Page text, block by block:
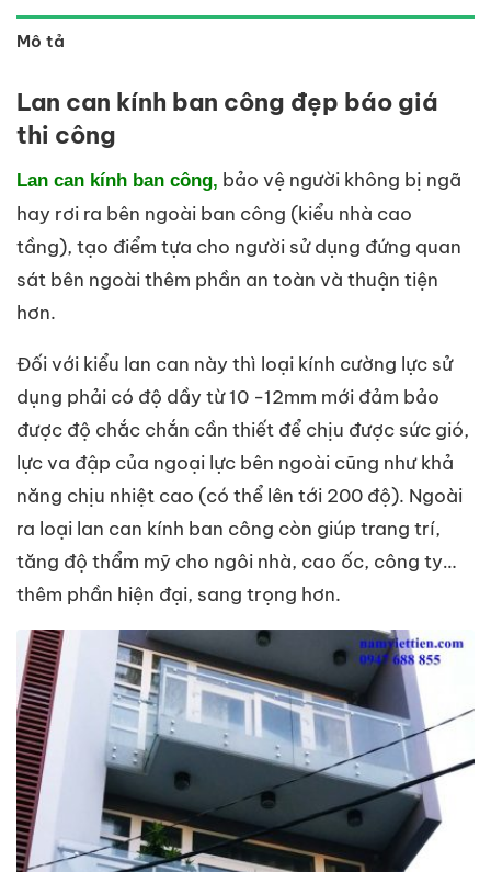
Mô tả
Lan can kính ban công đẹp báo giá
thi công
Lan can kính ban công, bảo vệ người không bị ngã
hay rơi ra bên ngoài ban công (kiểu nhà cao
tầng), tạo điểm tựa cho người sử dụng đứng quan
sát bên ngoài thêm phần an toàn và thuận tiện
hơn.
Đối với kiểu lan can này thì loại kính cường lực sử
dụng phải có độ dầy từ 10 -12mm mới đảm bảo
được độ chắc chắn cần thiết để chịu được sức gió,
lực va đập của ngoại lực bên ngoài cũng như khả
năng chịu nhiệt cao (có thể lên tới 200 độ). Ngoài
ra loại lan can kính ban công còn giúp trang trí,
tăng độ thẩm mỹ cho ngôi nhà, cao ốc, công ty…
thêm phần hiện đại, sang trọng hơn.